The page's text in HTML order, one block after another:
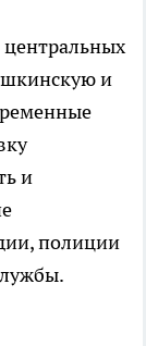
центральных
и
и
полиции